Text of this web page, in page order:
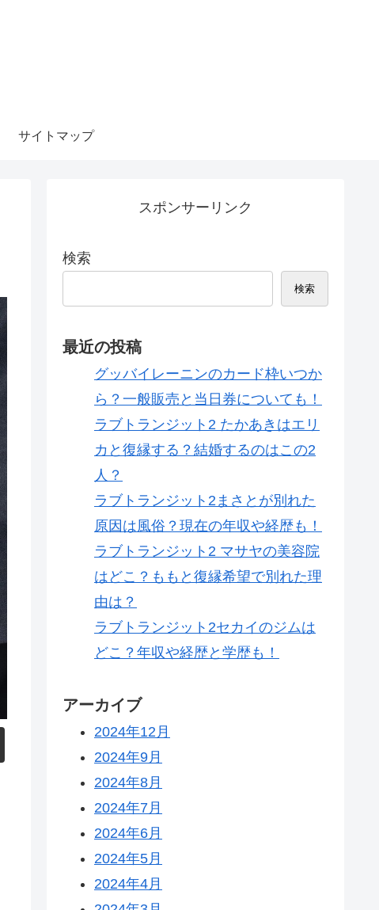
サイトマップ
スポンサーリンク
検索
検索
最近の投稿
グッバイレーニンのカード枠いつか
ら？一般販売と当日券についても！
ラブトランジット2 たかあきはエリ
カと復縁する？結婚するのはこの2
人？
ラブトランジット2まさとが別れた
原因は風俗？現在の年収や経歴も！
ラブトランジット2 マサヤの美容院
はどこ？ももと復縁希望で別れた理
由は？
ラブトランジット2セカイのジムは
どこ？年収や経歴と学歴も！
アーカイブ
2024年12月
2024年9月
2024年8月
2024年7月
2024年6月
2024年5月
2024年4月